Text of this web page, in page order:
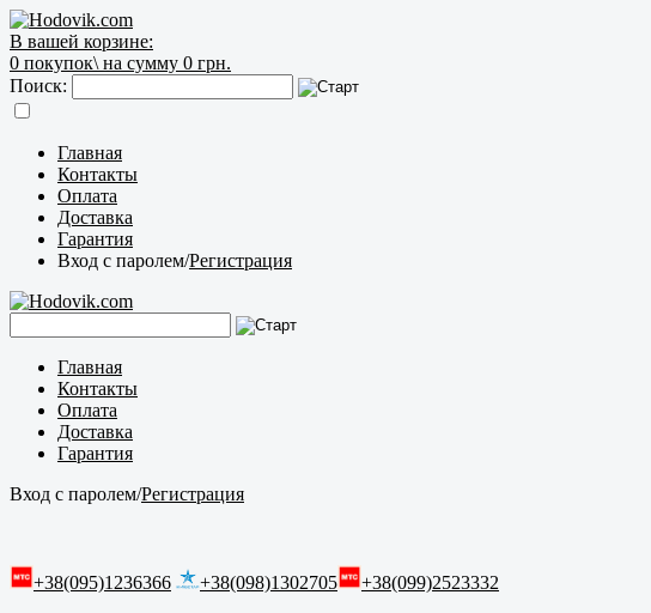
В вашей корзине:
0 покупок\ на сумму 0 грн.
Поиск:
Главная
Контакты
Оплата
Доставка
Гарантия
Вход с паролем/Регистрация
Главная
Контакты
Оплата
Доставка
Гарантия
Вход с паролем/Регистрация
+38(095)1236366 +38(098)1302705 +38(099)2523332